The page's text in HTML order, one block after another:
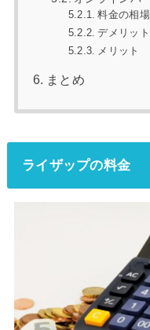
料金の相場
デメリット
メリット
まとめ
ライザップの料金